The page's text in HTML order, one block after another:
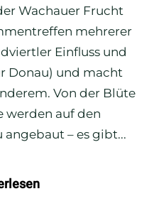
Wachauer Frucht
mehrerer
Einfluss und
Donau) und macht
Von der Blüte
werden auf den
angebaut – es gibt...